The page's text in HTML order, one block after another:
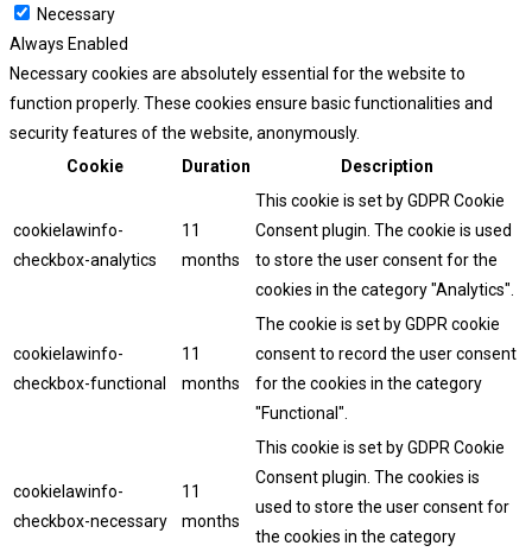
Necessary
Always Enabled
Necessary cookies are absolutely essential for the website to
function properly. These cookies ensure basic functionalities and
security features of the website, anonymously.
Cookie
Duration Description
cookielawinfo-
checkbox-analytics
11
months
This cookie is set by GDPR Cookie
Consent plugin. The cookie is used
to store the user consent for the
cookies in the category "Analytics".
cookielawinfo-
checkbox-functional
11
months
The cookie is set by GDPR cookie
consent to record the user consent
for the cookies in the category
"Functional".
cookielawinfo-
checkbox-necessary
11
months
This cookie is set by GDPR Cookie
Consent plugin. The cookies is
used to store the user consent for
the cookies in the category